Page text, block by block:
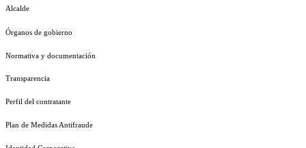
Alcalde
Órganos de gobierno
Normativa y documentación
Transparencia
Perfil del contratante
Plan de Medidas Antifraude